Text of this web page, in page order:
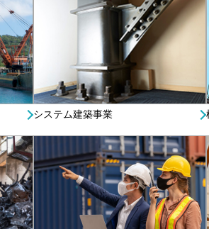
システム建築事業